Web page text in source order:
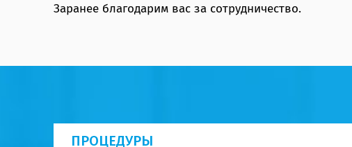
Заранее благодарим вас за сотрудничество.
ПРОЦЕДУРЫ